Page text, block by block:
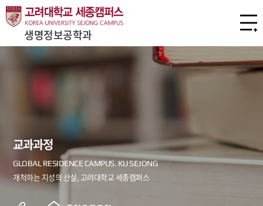
생명정보공학과
교과과정